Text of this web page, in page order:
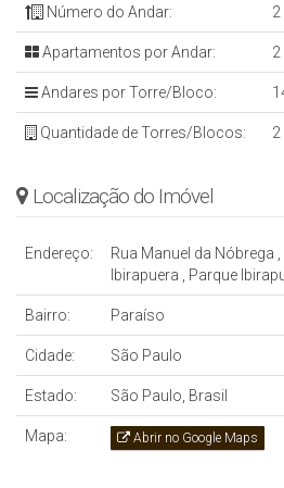
Número do Andar: 2
Apartamentos por Andar: 2
Andares por Torre/Bloco:
Quantidade de Torres/Blocos: 2
Localização do Imóvel
Endereço: Rua Manuel da Nóbrega ,
Ibirapuera , Parque
Bairro: Paraíso
Cidade: São Paulo
Estado: São Paulo, Brasil
Mapa: Abrir no Google Maps